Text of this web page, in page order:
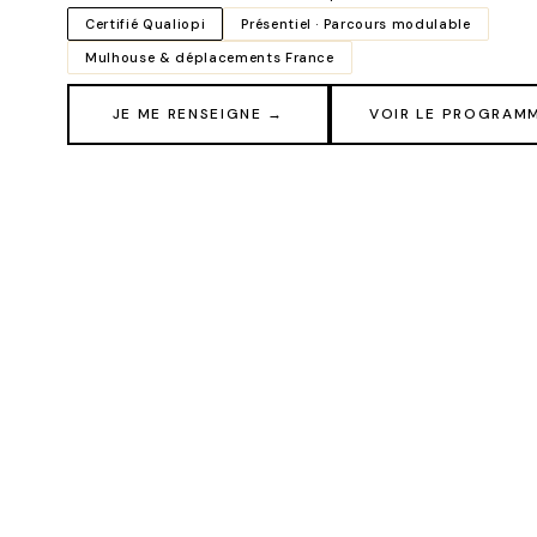
Certifié Qualiopi
Présentiel · Parcours modulable
Mulhouse & déplacements France
JE ME RENSEIGNE → VOIR LE